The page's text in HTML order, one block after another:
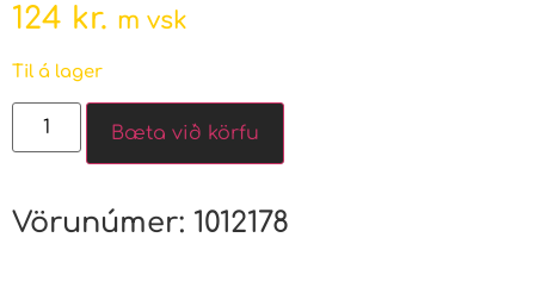
124 kr. m vsk
Til á lager
Bæta við körfu
Vörunúmer: 1012178